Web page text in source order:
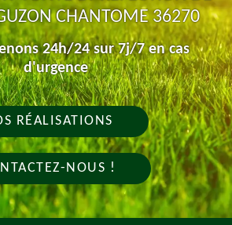
CHANTOME 36270
24h/24 sur 7j/7 en cas
d'urgence
RÉALISATIONS
NOUS !